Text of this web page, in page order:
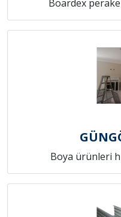
Boardex
Boya ürünleri